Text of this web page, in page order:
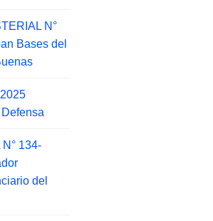
N°
Bases del
134-
del